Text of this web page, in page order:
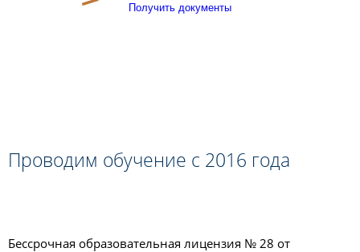
Получить документы
Проводим обучение с 2016 года
Бессрочная образовательная лицензия № 28 от